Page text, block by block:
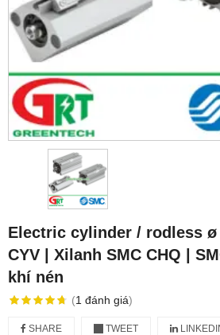
Electric cylinder / rodless ø
CYV | Xilanh SMC CHQ |
khí nén
(1 đánh giá)
SHARE TWEET